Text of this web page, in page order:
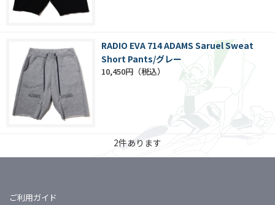
RADIO EVA 714 ADAMS Saruel Sweat
Short Pants/グレー
10,450円
2件あります
ご利用ガイド